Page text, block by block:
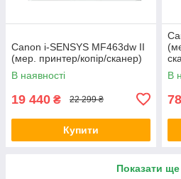
Canon i-SENSYS MF463dw II
(мер. принтер/копір/сканер)
В наявності
19 440 ₴ 22 299 ₴
Купити
В
Показати ще